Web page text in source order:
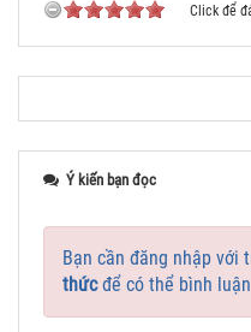
Click để
Ý kiến bạn đọc
Bạn cần đăng nhập với
thứcđể có thể bình luận